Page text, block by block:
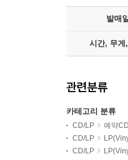
발매
시간, 무게,
관련분류
카테고리 분류
CD/LP 예약
CD/LP
CD/LP